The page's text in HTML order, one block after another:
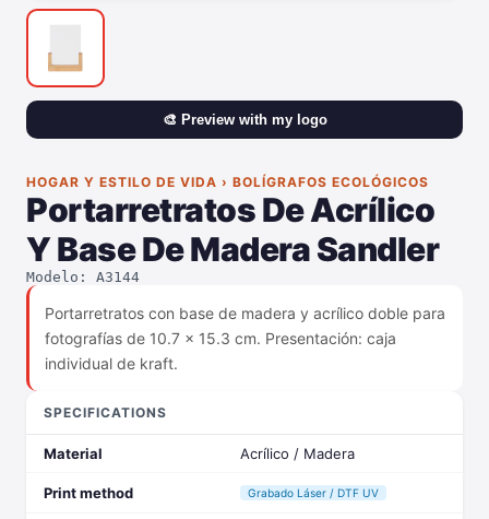
🎨 Preview with my logo
HOGAR Y ESTILO DE VIDA › BOLÍGRAFOS ECOLÓGICOS
Portarretratos De Acrílico
Y Base De Madera Sandler
Modelo: A3144
Portarretratos con base de madera y acrílico doble para
fotografías de 10.7 x 15.3 cm. Presentación: caja
individual de kraft.
SPECIFICATIONS
Material Acrílico / Madera
Print method Grabado Láser / DTF UV